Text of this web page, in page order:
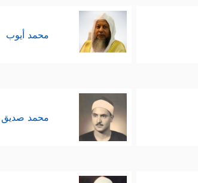
محمد أيوب
محمد صديق